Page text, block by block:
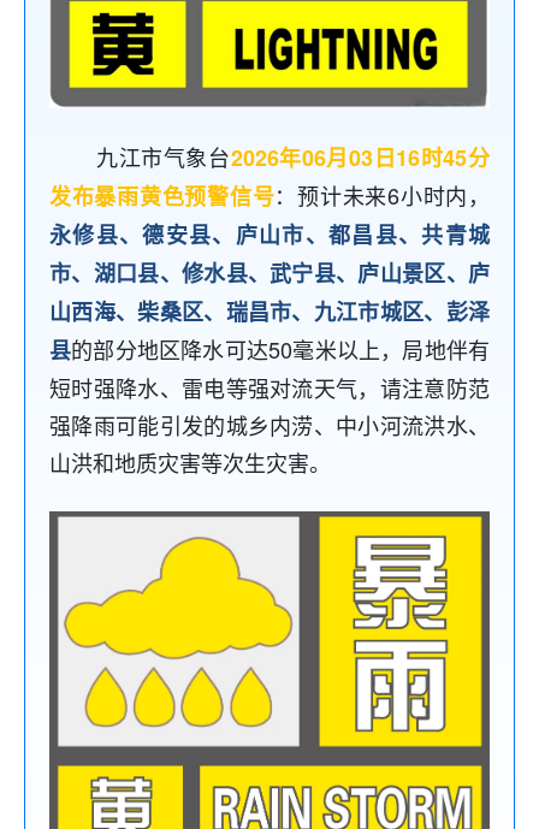
九江市气象台2026年06月03日16时45分
发布暴雨黄色预警信号：预计未来6小时内，
永修县、德安县、庐山市、都昌县、共青城
市、湖口县、修水县、武宁县、庐山景区、庐
山西海、柴桑区、瑞昌市、九江市城区、彭泽
县的部分地区降水可达50毫米以上，局地伴有
短时强降水、雷电等强对流天气，请注意防范
强降雨可能引发的城乡内涝、中小河流洪水、
山洪和地质灾害等次生灾害。